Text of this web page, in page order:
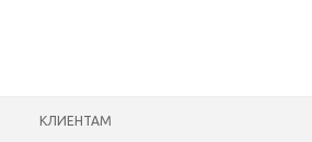
КЛИЕНТАМ